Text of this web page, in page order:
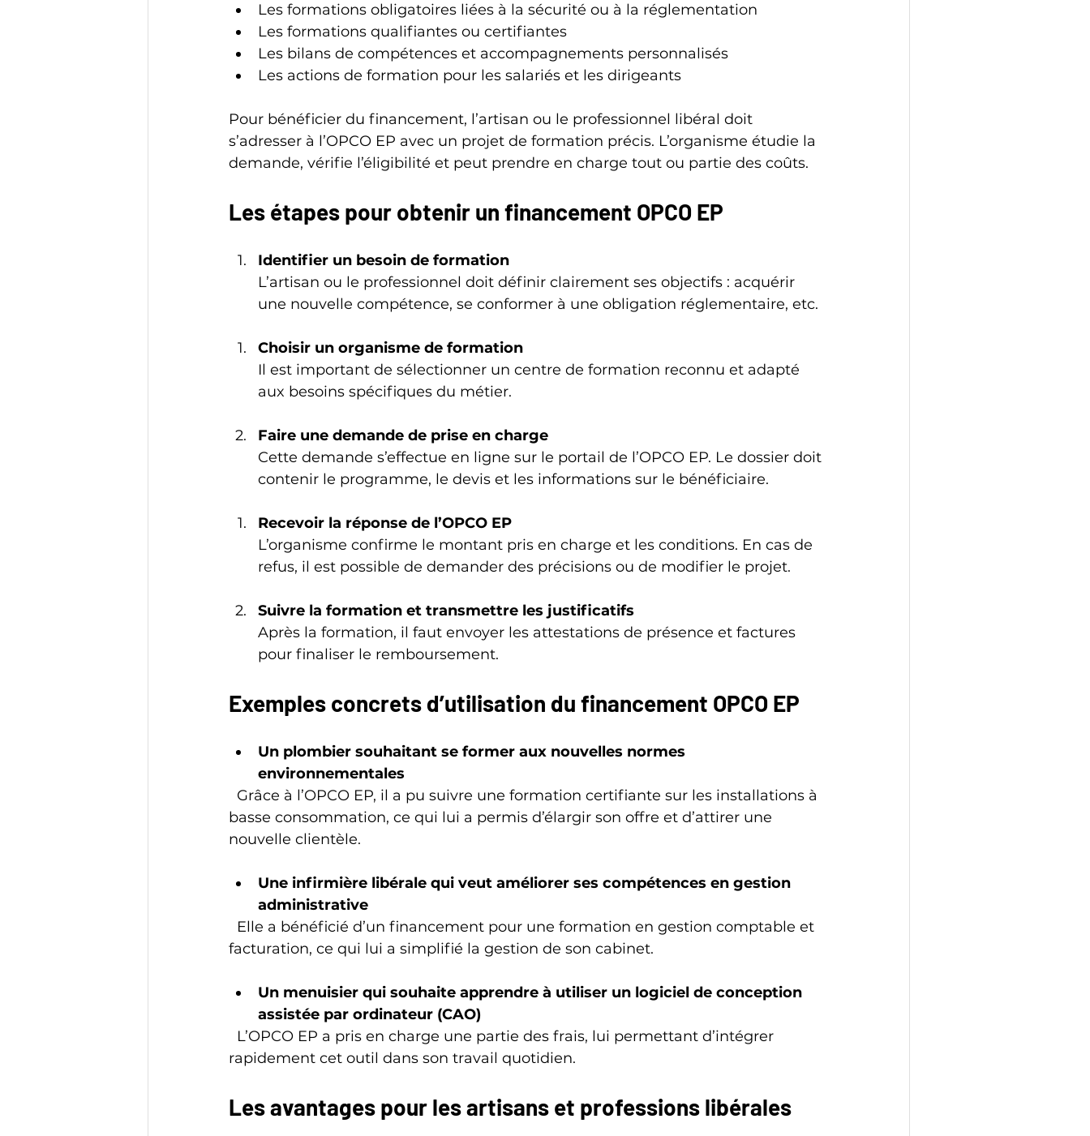
Les formations obligatoires liées à la sécurité ou à la réglementation
Les formations qualifiantes ou certifiantes
Les bilans de compétences et accompagnements personnalisés
Les actions de formation pour les salariés et les dirigeants
Pour bénéficier du financement, l’artisan ou le professionnel libéral doit
s’adresser à l’OPCO EP avec un projet de formation précis. L’organisme étudie la
demande, vérifie l’éligibilité et peut prendre en charge tout ou partie des coûts.
Les étapes pour obtenir un financement OPCO EP
Identifier un besoin de formation
L’artisan ou le professionnel doit définir clairement ses objectifs : acquérir
une nouvelle compétence, se conformer à une obligation réglementaire, etc.
Choisir un organisme de formation
Il est important de sélectionner un centre de formation reconnu et adapté
aux besoins spécifiques du métier.
Faire une demande de prise en charge
Cette demande s’effectue en ligne sur le portail de l’OPCO EP. Le dossier doit
contenir le programme, le devis et les informations sur le bénéficiaire.
Recevoir la réponse de l’OPCO EP
L’organisme confirme le montant pris en charge et les conditions. En cas de
refus, il est possible de demander des précisions ou de modifier le projet.
Suivre la formation et transmettre les justificatifs
Après la formation, il faut envoyer les attestations de présence et factures
pour finaliser le remboursement.
Exemples concrets d’utilisation du financement OPCO EP
Un plombier souhaitant se former aux nouvelles normes
environnementales
basse consommation, ce qui lui a permis d’élargir son offre et d’attirer une
nouvelle clientèle.
Une infirmière libérale qui veut améliorer ses compétences en gestion
administrative
facturation, ce qui lui a simplifié la gestion de son cabinet.
Un menuisier qui souhaite apprendre à utiliser un logiciel de conception
assistée par ordinateur (CAO)
rapidement cet outil dans son travail quotidien.
Les avantages pour les artisans et professions libérales